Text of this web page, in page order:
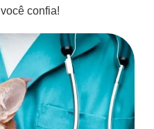
confia!